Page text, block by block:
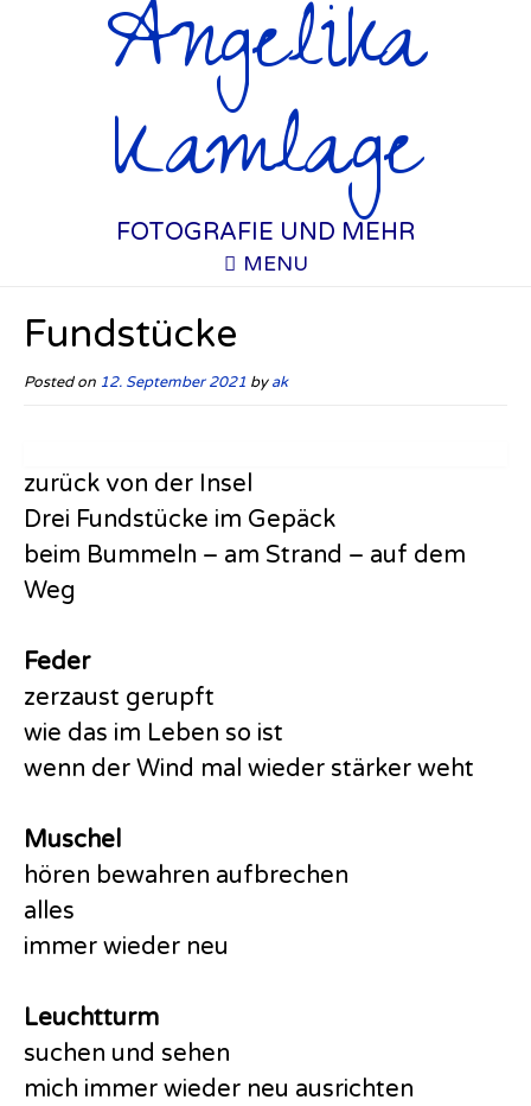
Angelika
Kamlage
FOTOGRAFIE UND MEHR
MENU
Fundstücke
Posted on 12. September 2021 byak
zurück von der Insel
Drei Fundstücke im Gepäck
beim Bummeln – am Strand – auf dem
Weg
Feder
zerzaust gerupft
wie das im Leben so ist
wenn der Wind mal wieder stärker weht
Muschel
hören bewahren aufbrechen
alles
immer wieder neu
Leuchtturm
suchen und sehen
mich immer wieder neu ausrichten